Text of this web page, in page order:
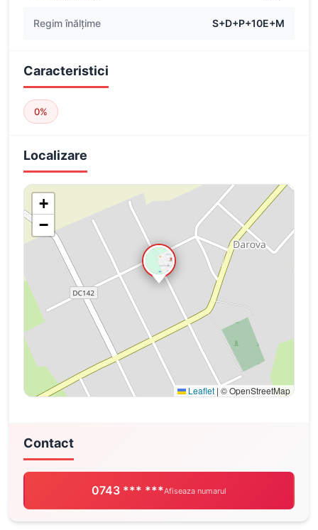
Regim înălțime S+D+P+10E+M
Caracteristici
0%
Localizare
+
−
Leaflet | © OpenStreetMap
Contact
0743 *** ***Afiseaza numarul